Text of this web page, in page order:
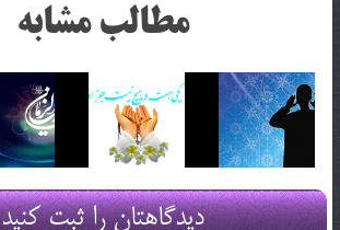
مطالب مشابه
دیدگاهتان را ثبت کنید